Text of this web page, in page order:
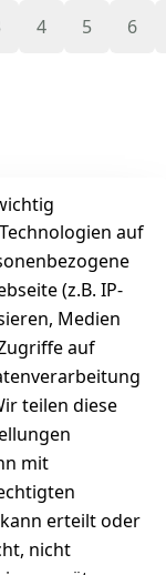
4 5 6
auf
(z.B. IP-
Medien
auf
teilen diese
mit
erteilt oder
nicht